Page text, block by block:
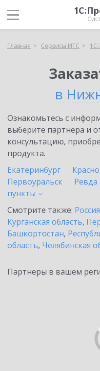
Главная Сервисы ИТС
в
Ознакомьтесь с
выберите партнёра и
консультацию,
продукта.
Екатеринбург
Первоуральск
Ревда
пункты
Смотрите также: Россия
Курганская область,
Башкортостан,
область, Челябинская
Партнеры в вашем